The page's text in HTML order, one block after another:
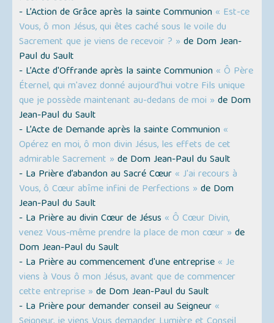
- L’Action de Grâce après la sainte Communion « Est-ce
Vous, ô mon Jésus, qui êtes caché sous le voile du
Sacrement que je viens de recevoir ? » de Dom Jean-
Paul du Sault
- L’Acte d'Offrande après la sainte Communion « Ô Père
Éternel, qui m'avez donné aujourd'hui votre Fils unique
que je possède maintenant au-dedans de moi » de Dom
Jean-Paul du Sault
- L’Acte de Demande après la sainte Communion «
Opérez en moi, ô mon divin Jésus, les effets de cet
admirable Sacrement » de Dom Jean-Paul du Sault
- La Prière d’abandon au Sacré Cœur « J'ai recours à
Vous, ô Cœur abîme infini de Perfections » de Dom
Jean-Paul du Sault
- La Prière au divin Cœur de Jésus « Ô Cœur Divin,
venez Vous-même prendre la place de mon cœur » de
Dom Jean-Paul du Sault
- La Prière au commencement d'une entreprise « Je
viens à Vous ô mon Jésus, avant que de commencer
cette entreprise » de Dom Jean-Paul du Sault
- La Prière pour demander conseil au Seigneur «